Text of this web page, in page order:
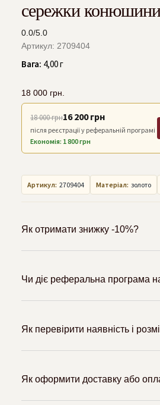
сережки конюшини
0.0/5.0
Артикул: 2709404
Вага: 4,00 г
18 000 грн.
18 000 грн16 200 грн
після реєстрації у реферальній програмі
Економія: 1 800 грн
Артикул: 2709404 Матеріал: золото
Як отримати знижку -10%?
Чи діє реферальна програма
Як перевірити наявність і
Як оформити доставку або